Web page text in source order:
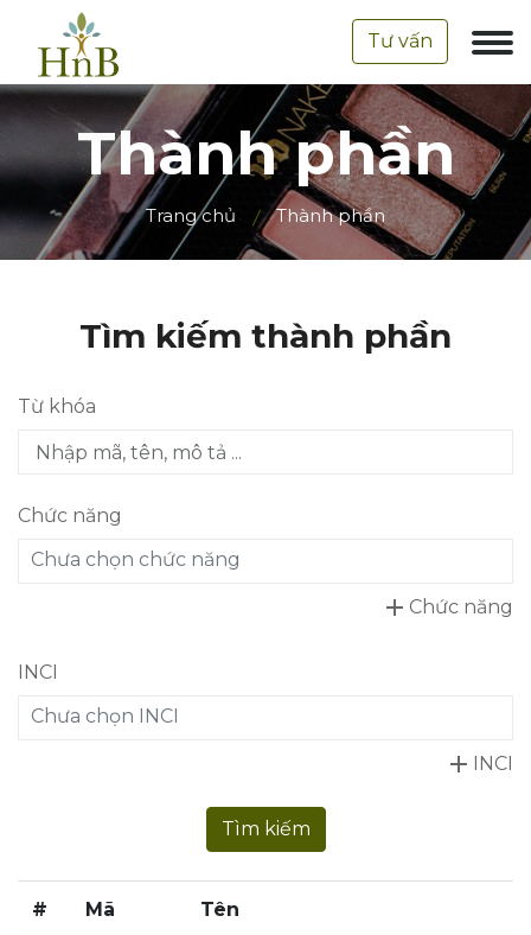
Tư vấn
Thành phần
Trang chủ Thành phần
Tìm kiếm thành phần
Từ khóa
Chức năng
Chưa chọn chức năng
add Chức năng
INCI
Chưa chọn INCI
add INCI
Tìm kiếm
# Mã Tên